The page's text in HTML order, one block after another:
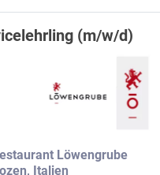
(m/w/d)
Löwengrube
Italien